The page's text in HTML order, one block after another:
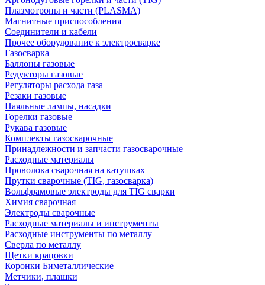
Плазмотроны и части (PLASMA)
Магнитные приспособления
Соединители и кабели
Прочее оборудование к электросварке
Газосварка
Баллоны газовые
Редукторы газовые
Регуляторы расхода газа
Резаки газовые
Паяльные лампы, насадки
Горелки газовые
Рукава газовые
Комплекты газосварочные
Принадлежности и запчасти газосварочные
Расходные материалы
Проволока сварочная на катушках
Прутки сварочные (TIG, газосварка)
Вольфрамовые электроды для TIG сварки
Химия сварочная
Электроды сварочные
Расходные материалы и инструменты
Расходные инструменты по металлу
Сверла по металлу
Щетки крацовки
Коронки Биметаллические
Метчики, плашки